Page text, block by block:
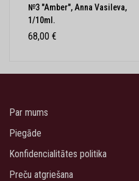
№3 "Amber", Anna Vasileva,
1/10ml.
68,00 €
Par mums
Piegāde
Konfidencialitātes politika
Preču atgriešana